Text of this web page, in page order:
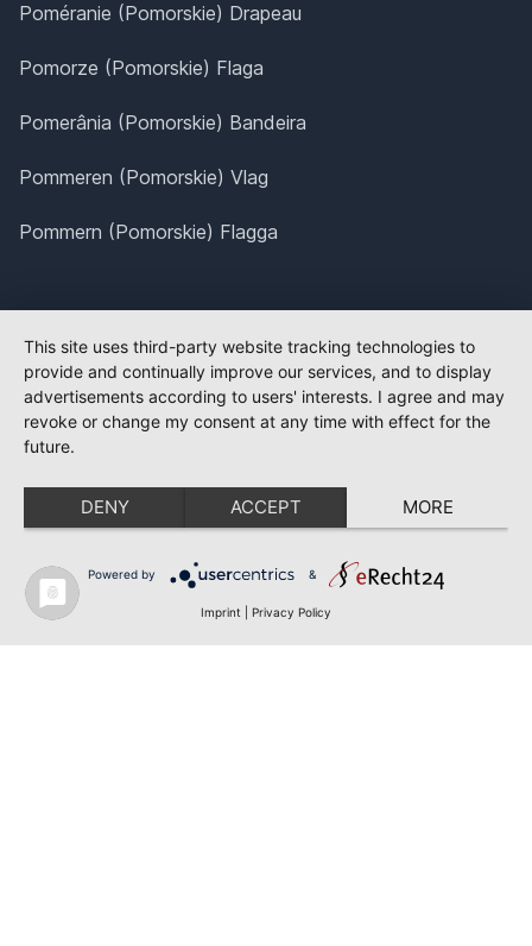
Poméranie (Pomorskie) Drapeau
Pomorze (Pomorskie) Flaga
Pomerânia (Pomorskie) Bandeira
Pommeren (Pomorskie) Vlag
Pommern (Pomorskie) Flagga
This site uses third-party website tracking technologies to
provide and continually improve our services, and to display
advertisements according to users' interests. I agree and may
revoke or change my consent at any time with effect for the
future.
DENY ACCEPT MORE
Powered by &
Imprint Privacy Policy